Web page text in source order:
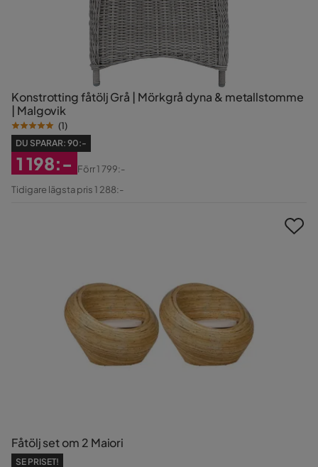
Konstrotting fåtölj Grå | Mörkgrå dyna & metallstomme
| Malgovik
(1)
DU SPARAR: 90:-
Rabatterat
1 198:-
Original
Förr1 799:-
Tidigare lägsta pris 1 288:-
Fåtölj set om 2 Maiori
SE PRISET!